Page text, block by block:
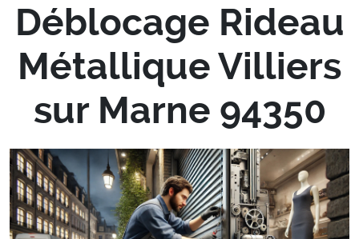
Déblocage Rideau
Métallique Villiers
sur Marne 94350